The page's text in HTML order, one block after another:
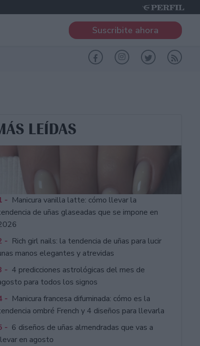
Suscribite ahora
LEÍDAS
- Manicura vanilla latte: cómo llevar la
de uñas glaseadas que se impone en
- Rich girl nails: la tendencia de uñas para lucir
manos elegantes y atrevidas
- 4 predicciones astrológicas del mes de
para todos los signos
- Manicura francesa difuminada: cómo es la
ombré French y 4 diseños para llevarla
- 6 diseños de uñas almendradas que vas a
en agosto